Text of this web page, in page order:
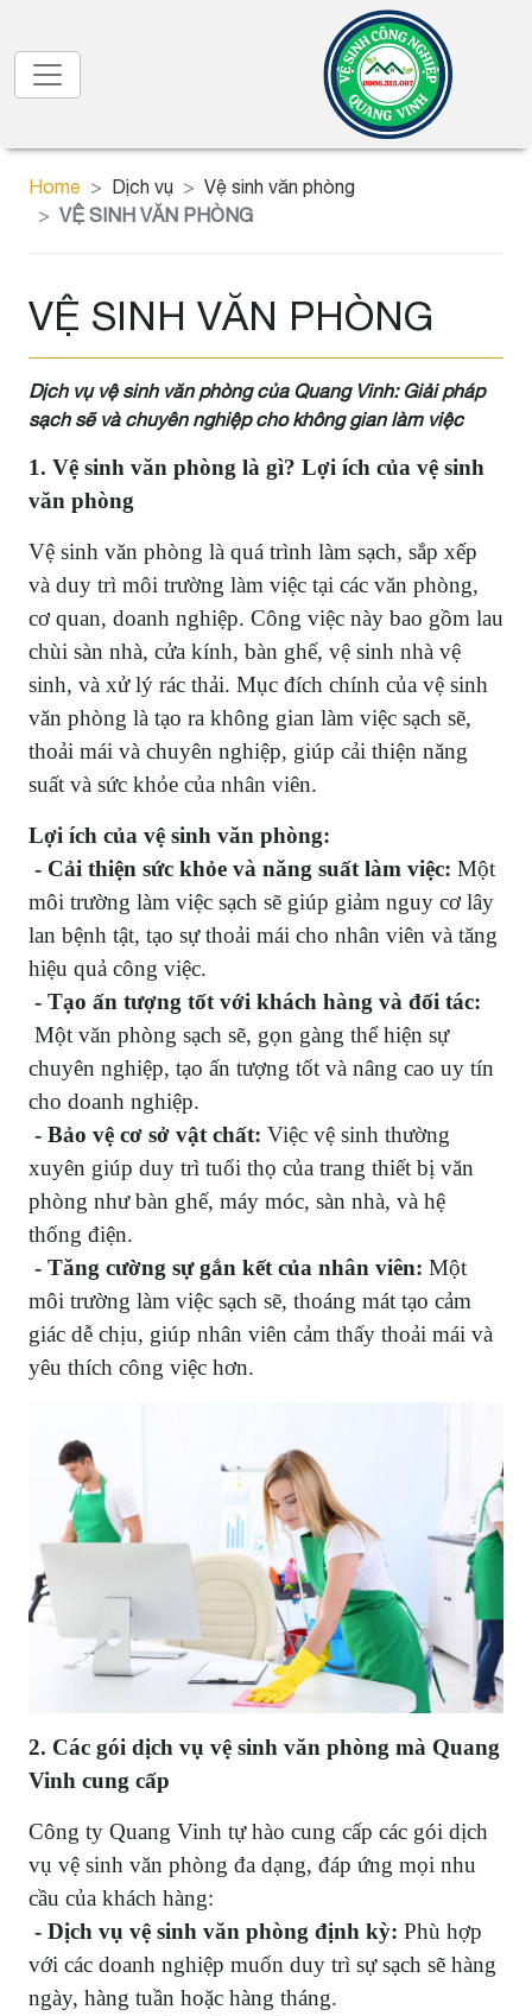
Home Dịch vụ
Vệ sinh văn phòng
VỆ SINH VĂN PHÒNG
VỆ SINH VĂN PHÒNG
Dịch vụ vệ sinh văn phòng của Quang Vinh: Giải pháp
sạch sẽ và chuyên nghiệp cho không gian làm việc
1. Vệ sinh văn phòng là gì? Lợi ích của vệ sinh
văn phòng
Vệ sinh văn phòng là quá trình làm sạch, sắp xếp
và duy trì môi trường làm việc tại các văn phòng,
cơ quan, doanh nghiệp. Công việc này bao gồm lau
chùi sàn nhà, cửa kính, bàn ghế, vệ sinh nhà vệ
sinh, và xử lý rác thải. Mục đích chính của vệ sinh
văn phòng là tạo ra không gian làm việc sạch sẽ,
thoải mái và chuyên nghiệp, giúp cải thiện năng
suất và sức khỏe của nhân viên.
Lợi ích của vệ sinh văn phòng:
- Cải thiện sức khỏe và năng suất làm việc: Một
môi trường làm việc sạch sẽ giúp giảm nguy cơ lây
lan bệnh tật, tạo sự thoải mái cho nhân viên và tăng
hiệu quả công việc.
- Tạo ấn tượng tốt với khách hàng và đối tác:
Một văn phòng sạch sẽ, gọn gàng thể hiện sự
chuyên nghiệp, tạo ấn tượng tốt và nâng cao uy tín
cho doanh nghiệp.
- Bảo vệ cơ sở vật chất: Việc vệ sinh thường
xuyên giúp duy trì tuổi thọ của trang thiết bị văn
phòng như bàn ghế, máy móc, sàn nhà, và hệ
thống điện.
- Tăng cường sự gắn kết của nhân viên: Một
môi trường làm việc sạch sẽ, thoáng mát tạo cảm
giác dễ chịu, giúp nhân viên cảm thấy thoải mái và
yêu thích công việc hơn.
2. Các gói dịch vụ vệ sinh văn phòng mà Quang
Vinh cung cấp
Công ty Quang Vinh tự hào cung cấp các gói dịch
vụ vệ sinh văn phòng đa dạng, đáp ứng mọi nhu
cầu của khách hàng:
- Dịch vụ vệ sinh văn phòng định kỳ: Phù hợp
với các doanh nghiệp muốn duy trì sự sạch sẽ hàng
ngày, hàng tuần hoặc hàng tháng.